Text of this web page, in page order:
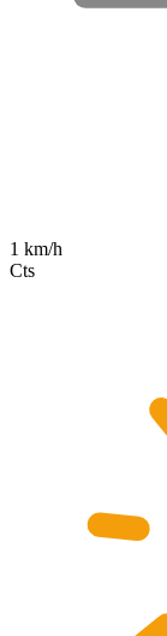
1 km/h
Cts